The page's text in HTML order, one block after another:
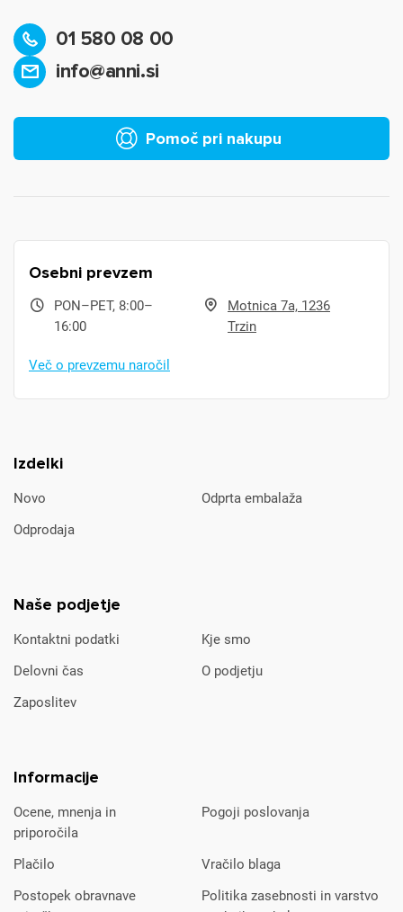
01 580 08 00
info@anni.si
Pomoč pri nakupu
Izdelki
Novo
Odprta embalaža
Odprodaja
Naše podjetje
Kontaktni podatki
Kje smo
Delovni čas
O podjetju
Zaposlitev
Informacije
Ocene, mnenja in
priporočila
Pogoji poslovanja
Plačilo
Vračilo blaga
Postopek obravnave
Politika zasebnosti in varstvo
Osebni prevzem
PON–PET, 8:00–
16:00
Motnica 7a, 1236
Trzin
Več o prevzemu naročil